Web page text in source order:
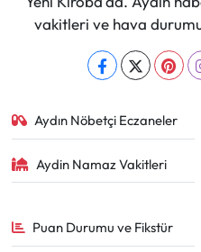
vakitleri ve hava
Aydın Nöbetçi Eczaneler
Aydin Namaz Vakitleri
Puan Durumu ve Fikstür